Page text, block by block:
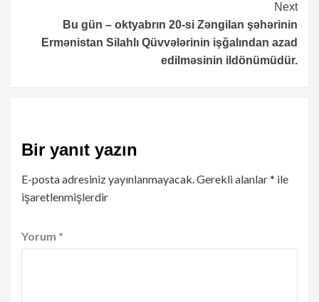
Next
Bu gün – oktyabrın 20-si Zəngilan şəhərinin
Ermənistan Silahlı Qüvvələrinin işğalından azad
edilməsinin ildönümüdür.
Bir yanıt yazın
E-posta adresiniz yayınlanmayacak.Gerekli alanlar* ile
işaretlenmişlerdir
Yorum *